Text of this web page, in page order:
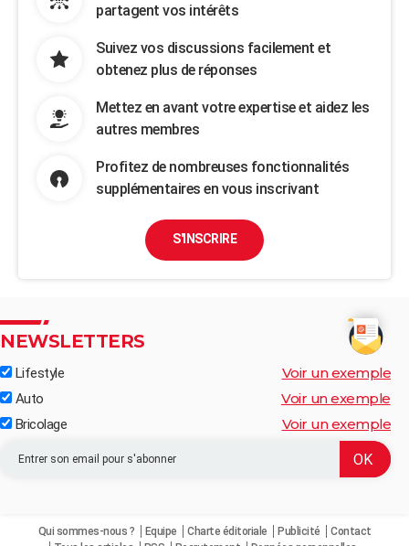
partagent vos intérêts
Suivez vos discussions facilement et
obtenez plus de réponses
Mettez en avant votre expertise et aidez les
autres membres
Profitez de nombreuses fonctionnalités
supplémentaires en vous inscrivant
S'INSCRIRE
NEWSLETTERS
Lifestyle Voir un exemple
Auto Voir un exemple
Bricolage Voir un exemple
Qui sommes-nous ? Equipe Charte éditoriale Publicité
Contact